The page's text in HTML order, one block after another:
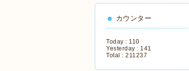
カウンター
Today : 110
Yesterday : 141
Total : 211237